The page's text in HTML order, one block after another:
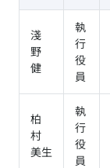
淺
野
健
執
行
役
員
柏
村
美生
執
行
役
員